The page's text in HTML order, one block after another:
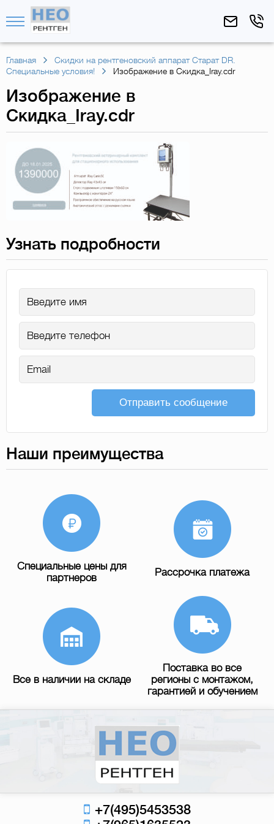
Главная
Скидки на рентгеновский аппарат Старат DR.
Специальные условия!
Изображение в Скидка_Iray.cdr
Изображение в
Скидка_Iray.cdr
Узнать подробности
Отправить сообщение
Наши преимущества
Специальные цены для
партнеров
Рассрочка платежа
Все в наличии на складе
Поставка во все
регионы с монтажом,
гарантией и обучением
+7(495)5453538